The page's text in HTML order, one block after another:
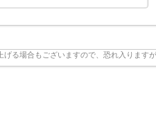
げる場合もございますので、恐れ入ります